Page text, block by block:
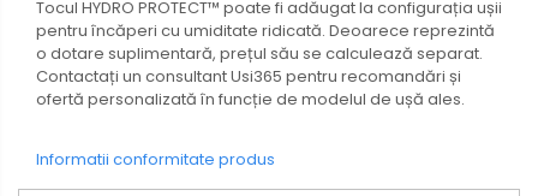
Tocul HYDRO PROTECT™ poate fi adăugat la configurația ușii
pentru încăperi cu umiditate ridicată. Deoarece reprezintă
o dotare suplimentară, prețul său se calculează separat.
Contactați un consultant Usi365 pentru recomandări și
ofertă personalizată în funcție de modelul de ușă ales.
Informatii conformitate produs